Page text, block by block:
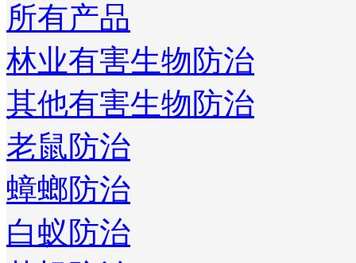
所有产品
林业有害生物防治
其他有害生物防治
老鼠防治
蟑螂防治
白蚁防治